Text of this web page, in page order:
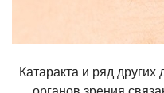
Катаракта и ряд